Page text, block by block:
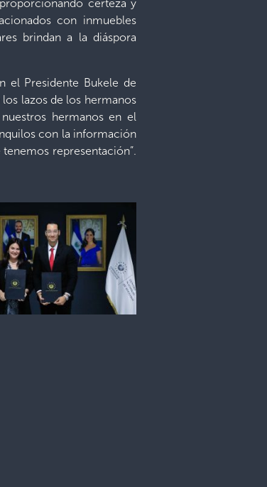
certeza y
con inmuebles
brindan a la diáspora
el Presidente Bukele de
lazos de los hermanos
hermanos en el
con la información
representación”.